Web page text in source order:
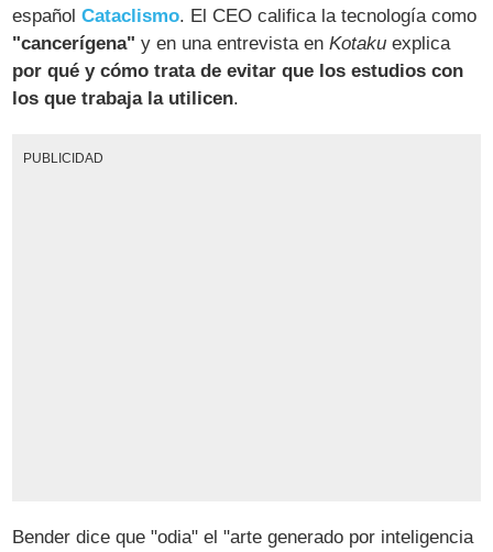
españolCataclismo. El CEO califica la tecnología como
"cancerígena" y en una entrevista enKotaku explica
por qué y cómo trata de evitar que los estudios con
los que trabaja la utilicen.
PUBLICIDAD
Bender dice que "odia" el "arte generado por inteligencia